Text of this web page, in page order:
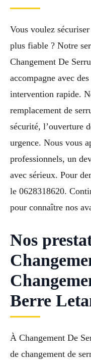
Vous voulez
plus fiable ? Notre
Changement De
accompagne avec
intervention rapide.
remplacement de
sécurité, l’ouverture
urgence. Nous vous
professionnels, un
avec sérieux. Pour
le 0628318620.
pour connaître nos
Nos
Berre
À Changement De
de changement de